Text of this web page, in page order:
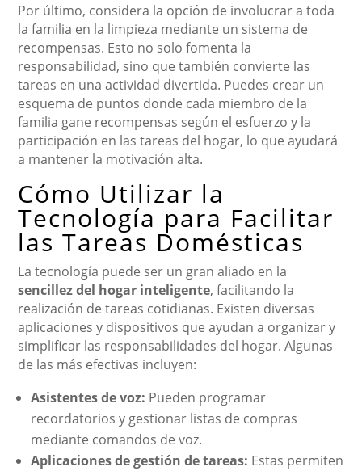
Por último, considera la opción de involucrar a toda
la familia en la limpieza mediante un sistema de
recompensas. Esto no solo fomenta la
responsabilidad, sino que también convierte las
tareas en una actividad divertida. Puedes crear un
esquema de puntos donde cada miembro de la
familia gane recompensas según el esfuerzo y la
participación en las tareas del hogar, lo que ayudará
a mantener la motivación alta.
Cómo Utilizar la
Tecnología para Facilitar
las Tareas Domésticas
La tecnología puede ser un gran aliado en la
sencillez del hogar inteligente, facilitando la
realización de tareas cotidianas. Existen diversas
aplicaciones y dispositivos que ayudan a organizar y
simplificar las responsabilidades del hogar. Algunas
de las más efectivas incluyen:
Asistentes de voz: Pueden programar
recordatorios y gestionar listas de compras
mediante comandos de voz.
Aplicaciones de gestión de tareas: Estas permiten